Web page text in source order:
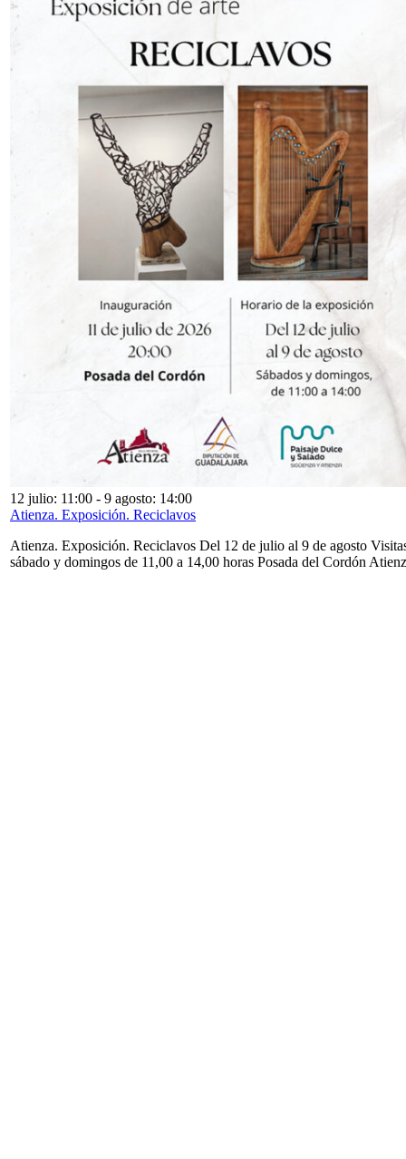
12 julio: 11:00 - 9 agosto: 14:00
Atienza. Exposición. Reciclavos
Atienza. Exposición. Reciclavos Del 12 de julio al 9 de agosto
sábado y domingos de 11,00 a 14,00 horas Posada del Cordón